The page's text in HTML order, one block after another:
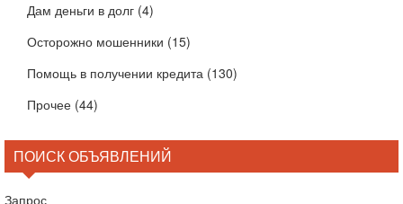
Дам деньги в долг (4)
Осторожно мошенники (15)
Помощь в получении кредита (130)
Прочее (44)
ПОИСК ОБЪЯВЛЕНИЙ
Запрос